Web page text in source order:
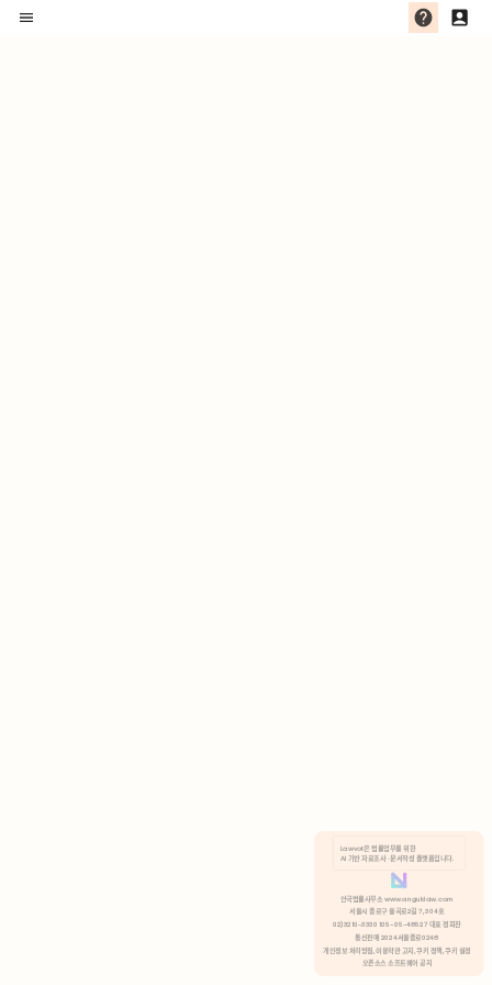
분석 쿠키 허용
Lawvot은 법률업무를 위한
AI 기반 자료조사 · 문서작성 플랫폼입니다.
안국법률사무소 www.anguklaw.com
서울시 종로구 율곡로2길 7, 304호
02)3210-3330 105-05-48527 대표 정희찬
통신판매 2024서울종로0248
개인정보 처리방침, 이용약관 고지, 쿠키 정책, 쿠키 설정
오픈소스 소프트웨어 공지